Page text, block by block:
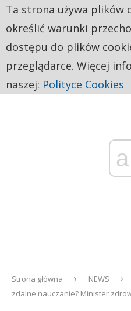
Strona główna NEWS
zdalne nauczanie? Minister
Ta strona używa plików
określić warunki
dostępu do plików
przeglądarce. Więcej
naszej: Polityce Cookies